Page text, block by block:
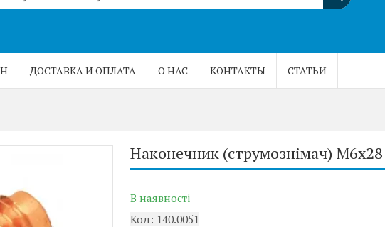
ДОСТАВКА И ОПЛАТА О НАС КОНТАКТЫ СТАТЬИ
Наконечник (струмознімач)
В наявності
Код: 140.0051